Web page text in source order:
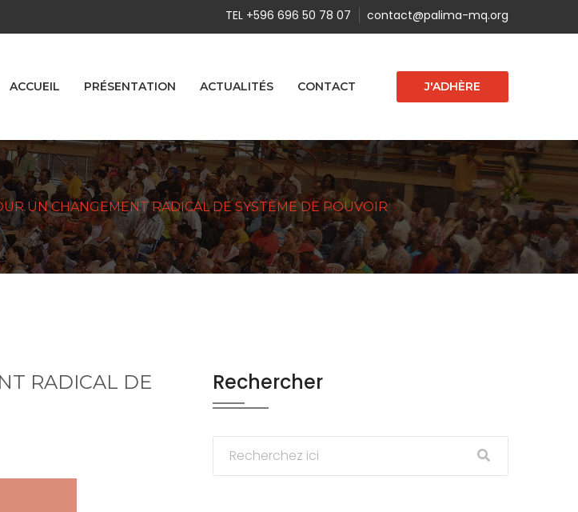
TEL +596 696 50 78 07 contact@palima-mq.org
ACCUEIL PRÉSENTATION ACTUALITÉS CONTACT J'ADHÈRE
UN CHANGEMENT RADICAL DE SYSTÈME DE POUVOIR
RADICAL DE
Rechercher